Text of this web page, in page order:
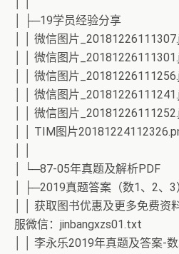
│ ├─19学员经验分享
│ │ 微信图片
│ │ 微信图片
│ │ 微信图片
│ │ 微信图片
│ │ 微信图片
│ │ TIM图片
│ └─87-05年真题及解析PDF
│ ├─2019真题答案（数1、2、
│ │ 获取图书优惠及更多免费资
服微信：jinbangxzs01.txt
│ │ 李永乐2019年真题及答案-